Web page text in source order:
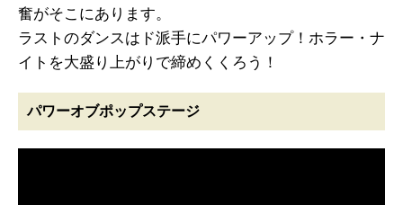
奮がそこにあります。
ラストのダンスはド派手にパワーアップ！ホラー・ナ
イトを大盛り上がりで締めくくろう！
パワーオブポップステージ